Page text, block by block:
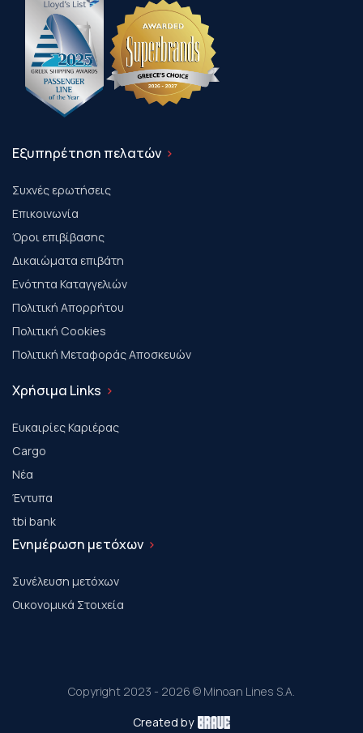
Εξυπηρέτηση πελατών
Συχνές ερωτήσεις
Επικοινωνία
Όροι επιβίβασης
Δικαιώματα επιβάτη
Ενότητα Καταγγελιών
Πολιτική Απορρήτου
Πολιτική Cookies
Πολιτική Μεταφοράς Αποσκευών
Χρήσιμα Links
Ευκαιρίες Καριέρας
Cargo
Νέα
Έντυπα
tbi bank
Ενημέρωση μετόχων
Συνέλευση μετόχων
Οικονομικά Στοιχεία
Copyright 2023 - 2026 © Minoan Lines S.A.
Created by